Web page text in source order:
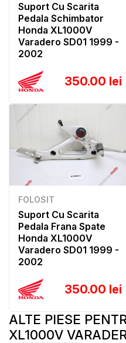
Suport Cu Scarita
Pedala Schimbator
Honda XL1000V
Varadero SD01 1999 -
2002
350.00 lei
FOLOSIT
Suport Cu Scarita
Pedala Frana Spate
Honda XL1000V
Varadero SD01 1999 -
2002
350.00 lei
ALTE PIESE
XL1000V